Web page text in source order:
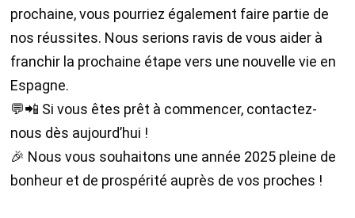
prochaine, vous pourriez également faire partie de
nos réussites. Nous serions ravis de vous aider à
franchir la prochaine étape vers une nouvelle vie en
Espagne.
💬📲 Si vous êtes prêt à commencer, contactez-
nous dès aujourd’hui !
🎉 Nous vous souhaitons une année 2025 pleine de
bonheur et de prospérité auprès de vos proches !